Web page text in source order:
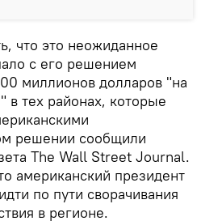
что это неожиданное
с его решением
миллионов долларов "на
в тех районах, которые
решении сообщили
The Wall Street Journal.
американский президент
по пути сворачивания
в регионе.